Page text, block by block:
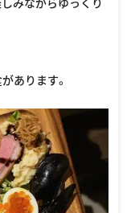
あります。